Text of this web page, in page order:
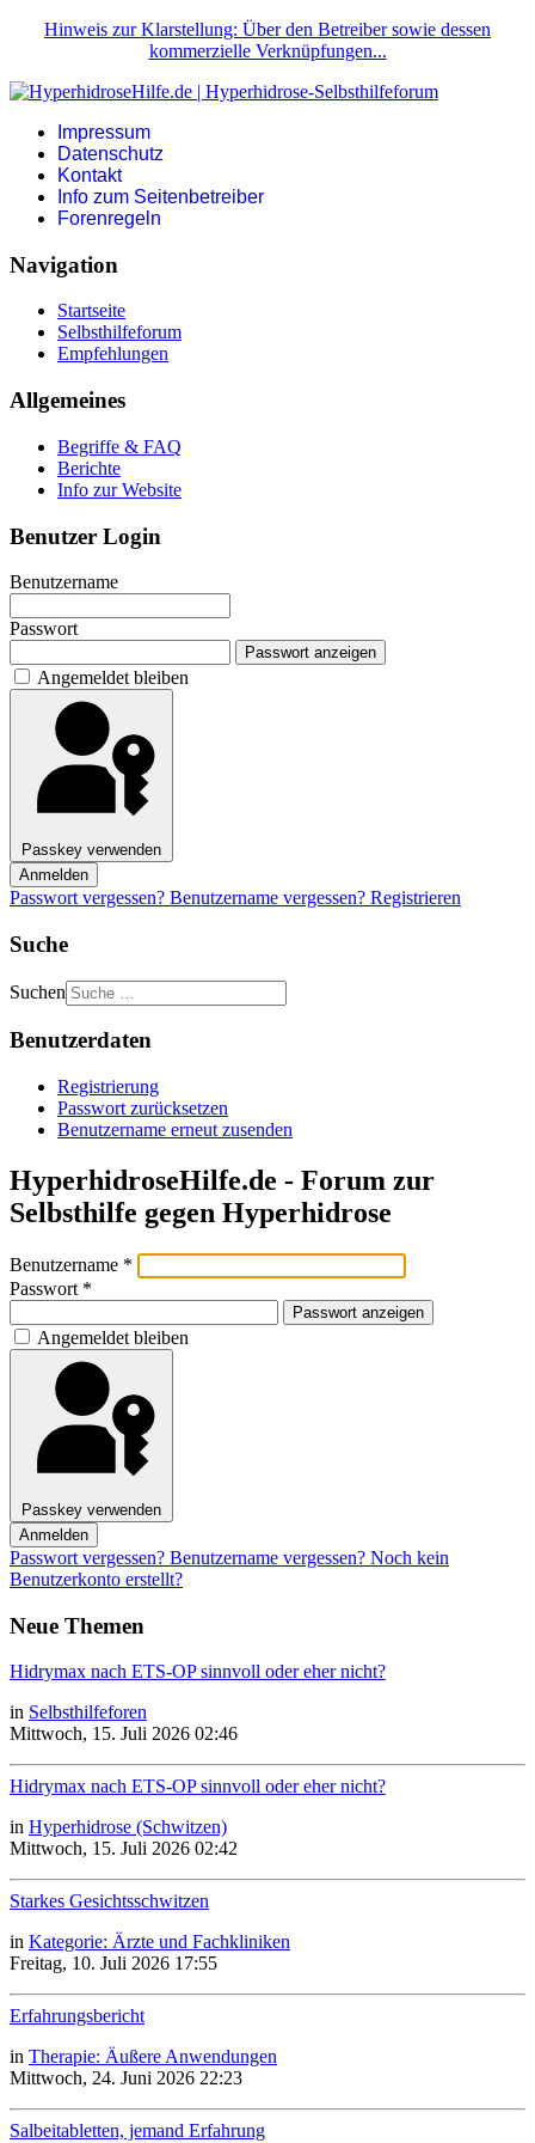
Hinweis zur Klarstellung: Über den Betreiber sowie dessen
kommerzielle Verknüpfungen...
Impressum
Datenschutz
Kontakt
Info zum Seitenbetreiber
Forenregeln
Navigation
Startseite
Selbsthilfeforum
Empfehlungen
Allgemeines
Begriffe & FAQ
Berichte
Info zur Website
Benutzer Login
Benutzername
Passwort
Passwort anzeigen
Angemeldet bleiben
Passkey verwenden
Anmelden
Passwort vergessen? Benutzername vergessen? Registrieren
Suche
Suchen
Benutzerdaten
Registrierung
Passwort zurücksetzen
Benutzername erneut zusenden
HyperhidroseHilfe.de - Forum zur
Selbsthilfe gegen Hyperhidrose
Benutzername *
Passwort *
Passwort anzeigen
Angemeldet bleiben
Passkey verwenden
Anmelden
Passwort vergessen? Benutzername vergessen? Noch kein
Benutzerkonto erstellt?
Neue Themen
Hidrymax nach ETS-OP sinnvoll oder eher nicht?
in Selbsthilfeforen
Mittwoch, 15. Juli 2026 02:46
Hidrymax nach ETS-OP sinnvoll oder eher nicht?
in Hyperhidrose (Schwitzen)
Mittwoch, 15. Juli 2026 02:42
Starkes Gesichtsschwitzen
in Kategorie: Ärzte und Fachkliniken
Freitag, 10. Juli 2026 17:55
Erfahrungsbericht
in Therapie: Äußere Anwendungen
Mittwoch, 24. Juni 2026 22:23
Salbeitabletten, jemand Erfahrung